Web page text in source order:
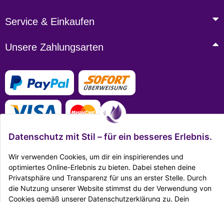
Service & Einkaufen
Unsere Zahlungsarten
Mehr Infos zu den Zahlungsarten
Ausgezeichnet Zertifiziert
Datenschutz mit Stil – für ein besseres Erlebnis.
Wir verwenden Cookies, um dir ein inspirierendes und
optimiertes Online-Erlebnis zu bieten. Dabei stehen deine
Privatsphäre und Transparenz für uns an erster Stelle. Durch
die Nutzung unserer Website stimmst du der Verwendung von
Cookies gemäß unserer Datenschutzerklärung zu. Dein